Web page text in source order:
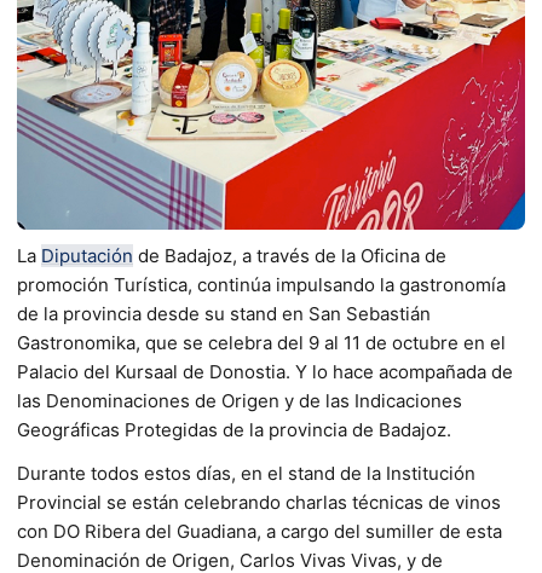
La Diputación de Badajoz, a través de la Oficina de
promoción Turística, continúa impulsando la gastronomía
de la provincia desde su stand en San Sebastián
Gastronomika, que se celebra del 9 al 11 de octubre en el
Palacio del Kursaal de Donostia. Y lo hace acompañada de
las Denominaciones de Origen y de las Indicaciones
Geográficas Protegidas de la provincia de Badajoz.
Durante todos estos días, en el stand de la Institución
Provincial se están celebrando charlas técnicas de vinos
con DO Ribera del Guadiana, a cargo del sumiller de esta
Denominación de Origen, Carlos Vivas Vivas, y de